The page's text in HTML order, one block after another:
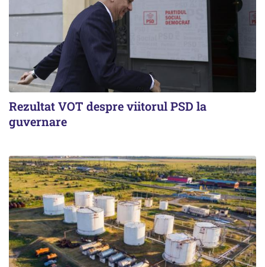
Rezultat VOT despre viitorul PSD la
guvernare